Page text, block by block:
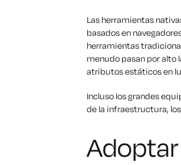
Las herramientas
basados en
herramientas
menudo pasan por alto
atributos estáticos en
Incluso los grandes
de la infraestructura,